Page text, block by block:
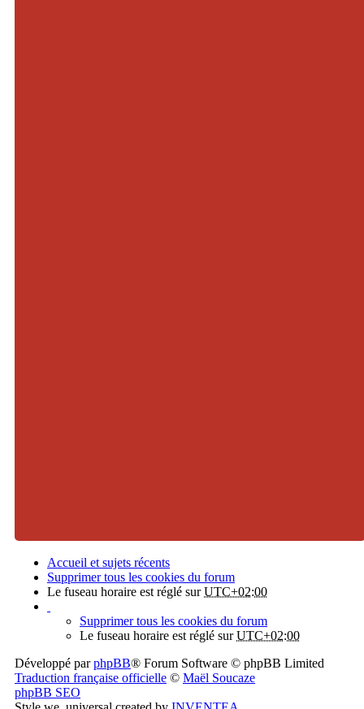
Accueil et sujets récents
Supprimer tous les cookies du forum
Le fuseau horaire est réglé surUTC+02:00
Supprimer tous les cookies du forum
Le fuseau horaire est réglé surUTC+02:00
Développé parphpBB® Forum Software © phpBB Limited
Traduction française officielle © Maël Soucaze
phpBB SEO